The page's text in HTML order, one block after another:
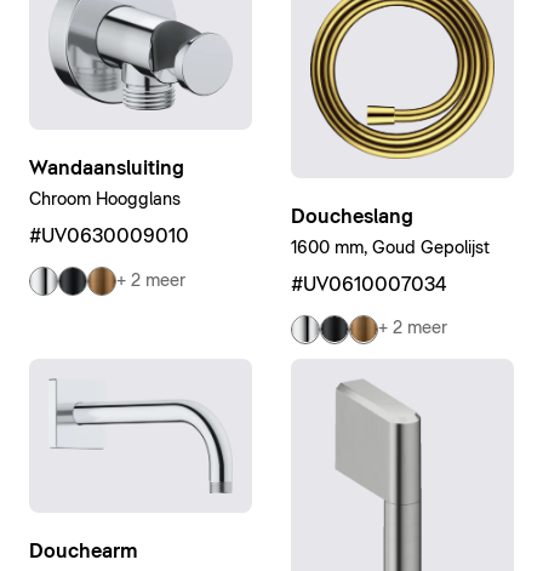
Wandaansluiting
Chroom Hoogglans
#UV0630009010
+ 2 meer
Doucheslang
1600 mm, Goud Gepolijst
#UV0610007034
+ 2 meer
Douchearm